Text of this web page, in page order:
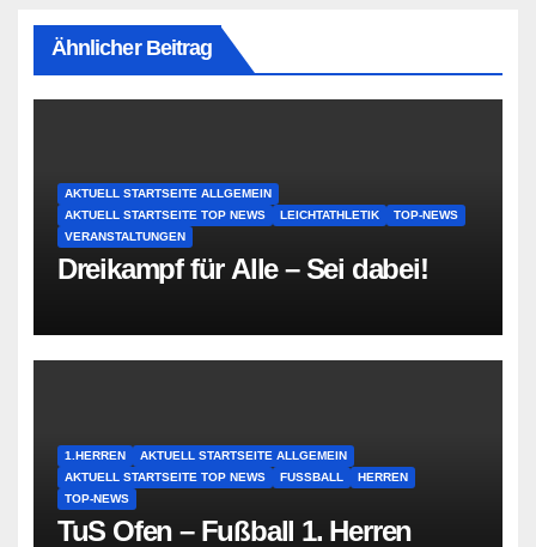
Ähnlicher Beitrag
AKTUELL STARTSEITE ALLGEMEIN
AKTUELL STARTSEITE TOP NEWS
LEICHTATHLETIK
TOP-NEWS
VERANSTALTUNGEN
Dreikampf für Alle – Sei dabei!
1.HERREN
AKTUELL STARTSEITE ALLGEMEIN
AKTUELL STARTSEITE TOP NEWS
FUSSBALL
HERREN
TOP-NEWS
TuS Ofen – Fußball 1. Herren